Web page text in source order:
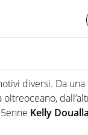
football,
granché
diversi. Da
Kelly Doualla